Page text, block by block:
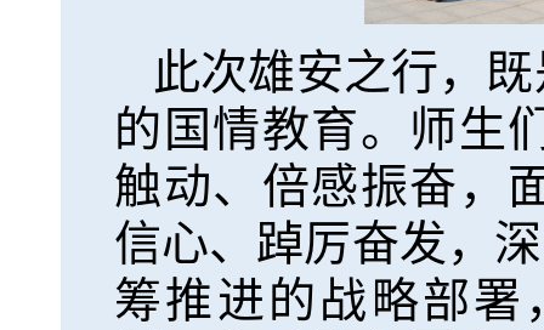
此次雄安之行，
的国情教育。师生
触动、倍感振奋，
信心、踔厉奋发，
筹推进的战略部